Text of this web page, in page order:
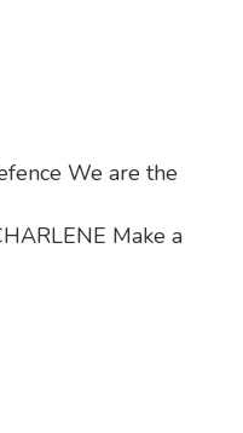
We are the
Make a